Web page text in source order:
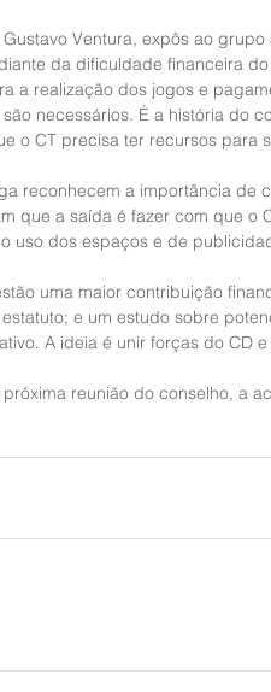
Ventura, expôs ao
da dificuldade financeira
a realização dos jogos e
necessários. É a história do
o CT precisa ter recursos para
reconhecem a importância de
que a saída é fazer com que
uso dos espaços e de
uma maior contribuição
e um estudo sobre
A ideia é unir forças do CD
reunião do conselho, a